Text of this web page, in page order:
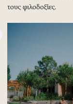
τους φιλοδοξίες.